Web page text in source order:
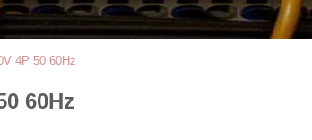
4P 50 60Hz
60Hz